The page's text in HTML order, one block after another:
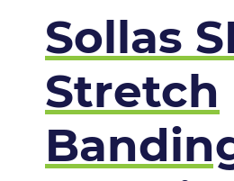
Sollas
Stretch